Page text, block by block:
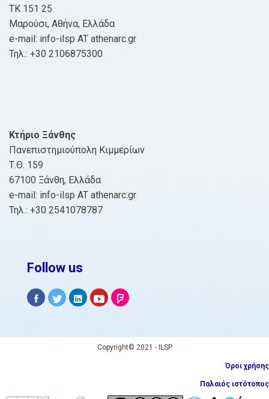
ΤΚ 151 25
Μαρούσι, Αθήνα, Ελλάδα
e-mail: info-ilsp AT athenarc.gr
Τηλ.: +30 2106875300
Κτήριο Ξάνθης
Πανεπιστημιούπολη Κιμμερίων
Τ.Θ. 159
67100 Ξάνθη, Ελλάδα
e-mail: info-ilsp AT athenarc.gr
Τηλ.: +30 2541078787
Follow us
Copyright© 2021 - ILSP
Όροι χρήσης
Παλαιός ιστότοπος